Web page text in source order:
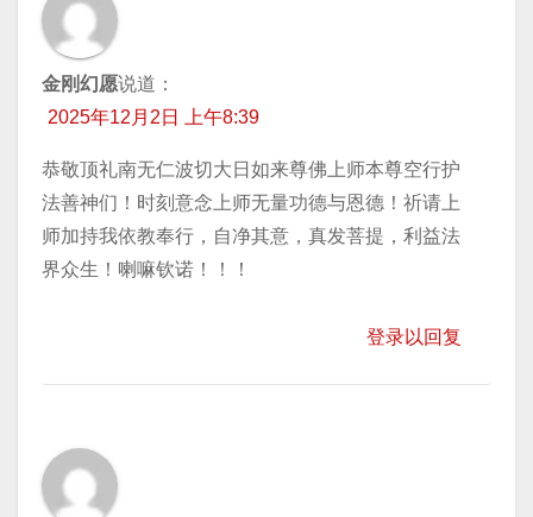
金刚幻愿说道：
2025年12月2日 上午8:39
恭敬顶礼南无仁波切大日如来尊佛上师本尊空行护
法善神们！时刻意念上师无量功德与恩德！祈请上
师加持我依教奉行，自净其意，真发菩提，利益法
界众生！喇嘛钦诺！！！
登录以回复